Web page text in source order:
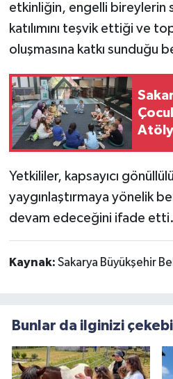
etkinliğin, engelli bireylerin
katılımını teşvik ettiği ve
oluşmasına katkı sunduğu
Yetkililer, kapsayıcı
yaygınlaştırmaya yönelik
devam edeceğini ifade etti.
Kaynak: Sakarya Büyükşehir
Bunlar da ilginizi